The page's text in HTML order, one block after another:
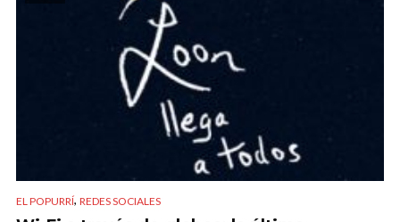
EL POPURRÍ, REDES SOCIALES